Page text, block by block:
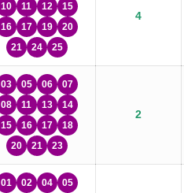
10
11 12
15
16
17 19
20
21
24 25
4
03 05 06
07
08
11 13
14
15
16 17
18
20
21 23
2
01 02 04
05